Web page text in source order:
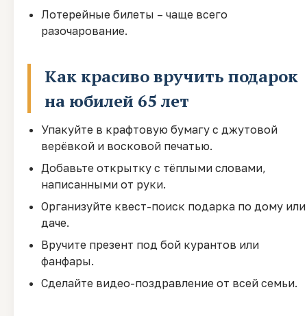
Лотерейные билеты – чаще всего
разочарование.
Как красиво вручить подарок
на юбилей 65 лет
Упакуйте в крафтовую бумагу с джутовой
верёвкой и восковой печатью.
Добавьте открытку с тёплыми словами,
написанными от руки.
Организуйте квест-поиск подарка по дому или
даче.
Вручите презент под бой курантов или
фанфары.
Сделайте видео-поздравление от всей семьи.